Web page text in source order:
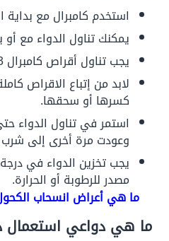
استخدم كامبرال مع بداية
يمكنك تناول الدواء مع
يجب تناول أقراص كامبرال 3 مرات يوميًا.
لابد من إتباع الاقراص
كسرها أو سحقها.
استمر في تناول الدواء
وعودت مرة أخرى إلى شرب
يجب تخزين الدواء في
مصدر للرطوبة أو الحرارة.
ما هي أعراض انسحاب
ما هي دواعي استعمال